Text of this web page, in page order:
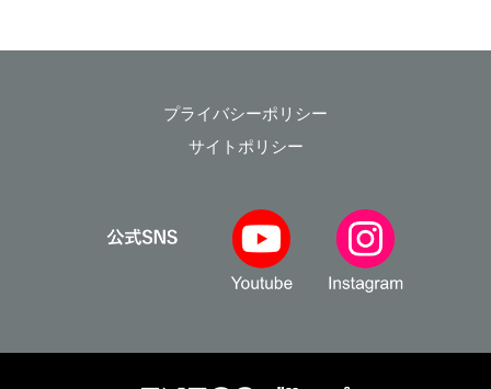
プライバシーポリシー
サイトポリシー